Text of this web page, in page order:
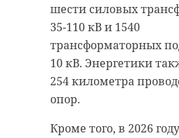
шести силовых
35-110 кВ и 1540
трансформаторных
10 кВ. Энергетики
254 километра
опор.
Кроме того, в 2026 году